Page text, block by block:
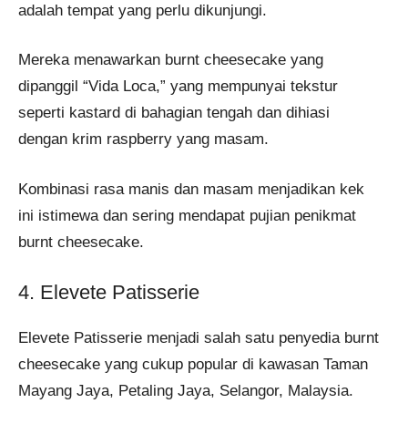
adalah tempat yang perlu dikunjungi.
Mereka menawarkan burnt cheesecake yang
dipanggil “Vida Loca,” yang mempunyai tekstur
seperti kastard di bahagian tengah dan dihiasi
dengan krim raspberry yang masam.
Kombinasi rasa manis dan masam menjadikan kek
ini istimewa dan sering mendapat pujian penikmat
burnt cheesecake.
4. Elevete Patisserie
Elevete Patisserie menjadi salah satu penyedia burnt
cheesecake yang cukup popular di kawasan Taman
Mayang Jaya, Petaling Jaya, Selangor, Malaysia.